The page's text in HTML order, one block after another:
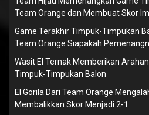
Team Orange dan Membuat Skor
Game Terakhir Timpuk-Timpukan
Team Orange Siapakah
Wasit El Ternak Memberikan
Timpuk-Timpukan Balon
El Gorila Dari Team Orange
Membalikkan Skor Menjadi 2-1